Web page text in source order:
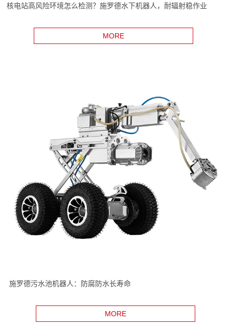
核电站高风险环境怎么检测？施罗德水下机器人，耐辐射稳作业
MORE
施罗德污水池机器人：防腐防水长寿命
MORE